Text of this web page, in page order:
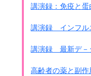
講演録：免疫と
講演録 インフル
講演録 最新デ－
高齢者の薬と副作